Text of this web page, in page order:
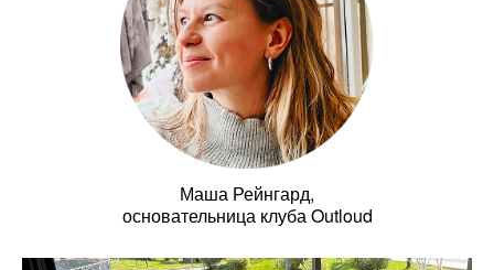
Маша Рейнгард,
основательница клуба Outloud